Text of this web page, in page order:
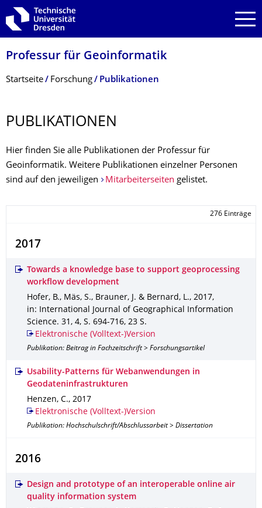
Zur Hauptnavigation springen
Zur Suche springen
Zum Inhalt springen
Professur für Geoinformatik
Breadcrumb-Menü
Startseite Forschung Publikationen
PUBLIKATIONEN
Hier finden Sie alle Publikationen der Professur für
Geoinformatik. Weitere Publikationen einzelner Personen
sind auf den jeweiligen
Mitarbeiterseiten gelistet.
276 Einträge
2017
Towards a knowledge base to support geoprocessing
workflow development
Hofer, B., Mäs, S., Brauner, J. & Bernard, L., 2017,
in: International Journal of Geographical Information
Science. 31 , 4, S. 694-716, 23 S.
Elektronische (Volltext-)Version
Publikation: Beitrag in Fachzeitschrift > Forschungsartikel
Usability-Patterns für Webanwendungen in
Geodateninfrastrukturen
Henzen, C., 2017
Elektronische (Volltext-)Version
Publikation: Hochschulschrift/Abschlussarbeit > Dissertation
2016
Design and prototype of an interoperable online air
quality information system